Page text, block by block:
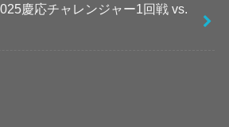
慶応チャレンジャー1回戦 vs.